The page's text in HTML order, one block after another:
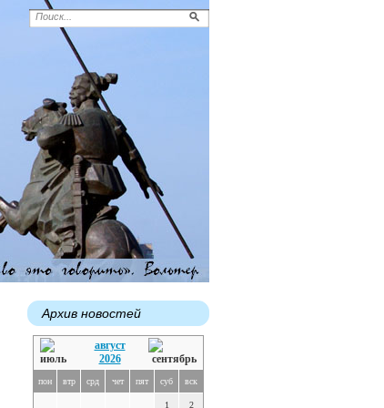
Архив новостей
август
2026
пон втр срд чет пят суб вск
1 2